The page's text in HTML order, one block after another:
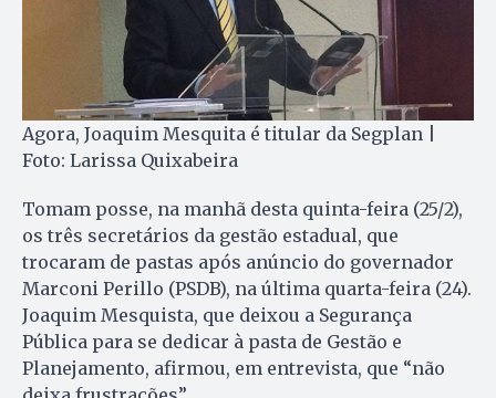
Agora, Joaquim Mesquita é titular da Segplan |
Foto: Larissa Quixabeira
Tomam posse, na manhã desta quinta-feira (25/2),
os três secretários da gestão estadual, que
trocaram de pastas após anúncio do governador
Marconi Perillo (PSDB), na última quarta-feira (24).
Joaquim Mesquista, que deixou a Segurança
Pública para se dedicar à pasta de Gestão e
Planejamento, afirmou, em entrevista, que “não